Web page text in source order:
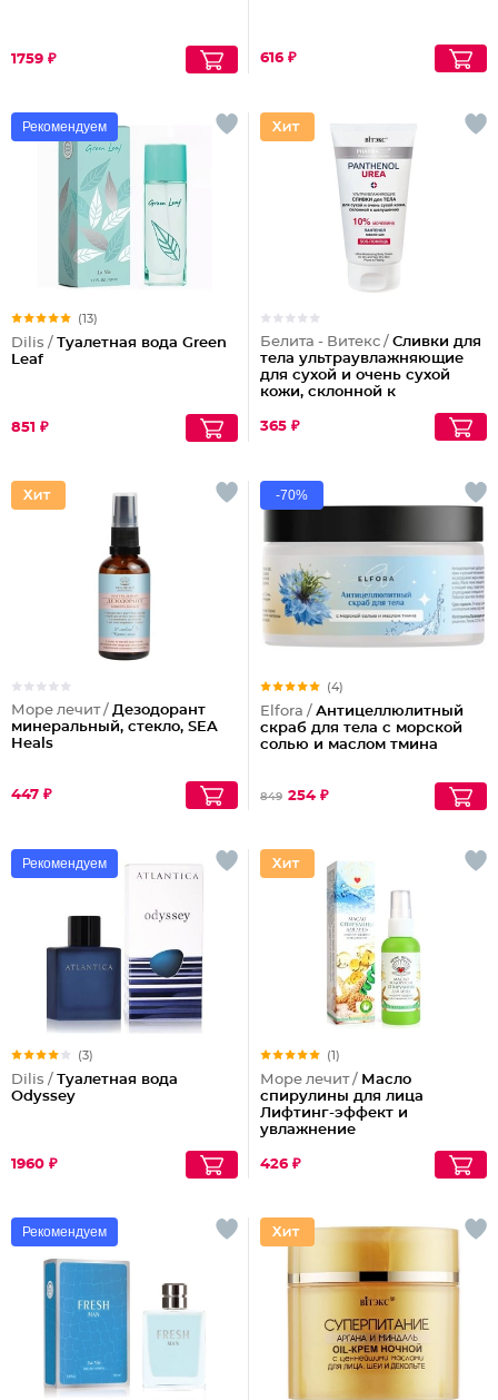
1759 ₽ 616 ₽
Рекомендуем
(13)
Dilis / Туалетная вода Green
Leaf
851 ₽
Белита - Витекс / Сливки для
тела ультраувлажняющие
для сухой и очень сухой
кожи, склонной к
Panthenol Urea
365 ₽
Море лечит / Дезодорант
минеральный, стекло, SEA
Heals
447 ₽
-70%
(4)
Elfora / Антицеллюлитный
скраб для тела с морской
солью и маслом тмина
849 254 ₽
Рекомендуем
(3)
Dilis / Туалетная вода
Odyssey
1960 ₽
(1)
Море лечит / Масло
спирулины для лица
Лифтинг-эффект и
увлажнение
426 ₽
Рекомендуем